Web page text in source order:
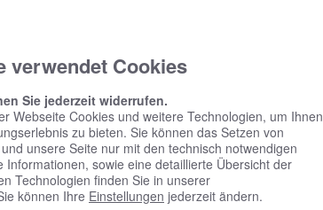
Komfort 15,9 ㎡
verwendet Cookies
Sie jederzeit widerrufen.
Webseite Cookies und weitere Technologien, um Ihnen
zu bieten. Sie können das Setzen von
unsere Seite nur mit den technisch notwendigen
Informationen, sowie eine detaillierte Übersicht der
Technologien finden Sie in unserer
können Ihre Einstellungen jederzeit ändern.